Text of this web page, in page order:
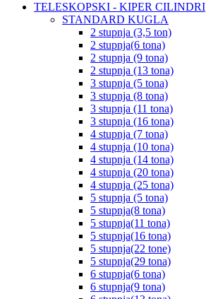
TELESKOPSKI - KIPER CILINDRI
STANDARD KUGLA
2 stupnja (3,5 ton)
2 stupnja(6 tona)
2 stupnja (9 tona)
2 stupnja (13 tona)
3 stupnja (5 tona)
3 stupnja (8 tona)
3 stupnja (11 tona)
3 stupnja (16 tona)
4 stupnja (7 tona)
4 stupnja (10 tona)
4 stupnja (14 tona)
4 stupnja (20 tona)
4 stupnja (25 tona)
5 stupnja (5 tona)
5 stupnja(8 tona)
5 stupnja(11 tona)
5 stupnja(16 tona)
5 stupnja(22 tone)
5 stupnja(29 tona)
6 stupnja(6 tona)
6 stupnja(9 tona)